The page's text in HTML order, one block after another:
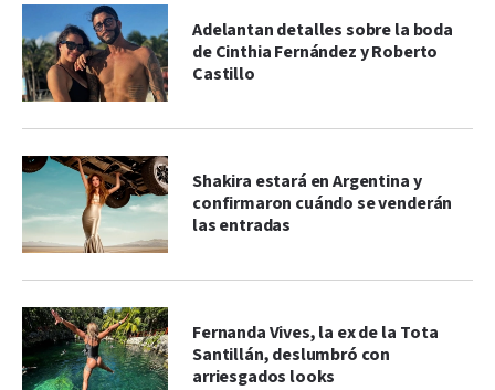
Adelantan detalles sobre la boda
de Cinthia Fernández y Roberto
Castillo
Shakira estará en Argentina y
confirmaron cuándo se venderán
las entradas
Fernanda Vives, la ex de la Tota
Santillán, deslumbró con
arriesgados looks